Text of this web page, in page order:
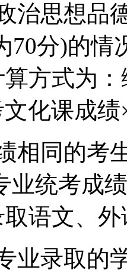
治思想品
70分)的情
方式为
化课成绩
相同的考
业统考成
语文、
业录取的